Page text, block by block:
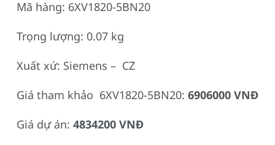
Mã hàng: 6XV1820-5BN20
Trọng lượng: 0.07 kg
Xuất xứ: Siemens – CZ
Giá tham khảo 6XV1820-5BN20: 6906000 VNĐ
Giá dự án: 4834200 VNĐ